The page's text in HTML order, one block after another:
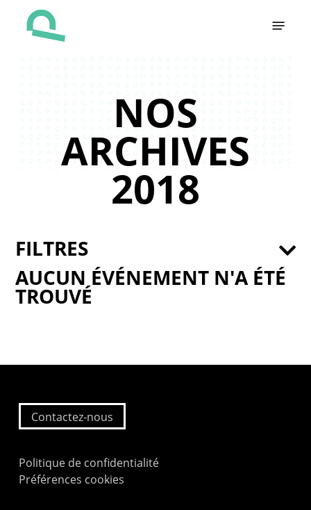
NOS
ARCHIVES
2018
AUCUN ÉVÉNEMENT N'A ÉTÉ
TROUVÉ
FILTRES
Contactez-nous
Politique de confidentialité
Préférences cookies